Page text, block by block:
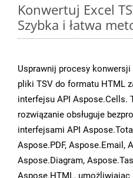
Konwertuj Excel
Szybka i łatwa
Usprawnij procesy
pliki TSV do formatu HTML
interfejsu API Aspose.Cells.
rozwiązanie obsługuje
interfejsami API
Aspose.PDF, Aspose.Email,
Aspose.Diagram,
Aspose.HTML,